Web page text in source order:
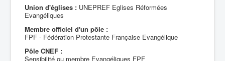
Union d'églises : UNEPREF Eglises Réformées
Evangéliques
Membre officiel d'un pôle :
FPF - Fédération Protestante Française Evangélique
Pôle CNEF :
Sensibilité ou membre Evangéliques FPF